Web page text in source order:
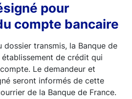
pour
compte bancaire
transmis, la Banque de
établissement de crédit qui
Le demandeur et
seront informés de cette
de la Banque de France.